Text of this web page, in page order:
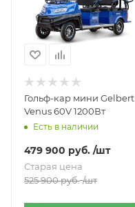
Гольф-кар мини Gelbert
Venus 60V 1200Вт
Есть в наличии
479 900 руб. /шт
Старая цена
525 900руб. /шт